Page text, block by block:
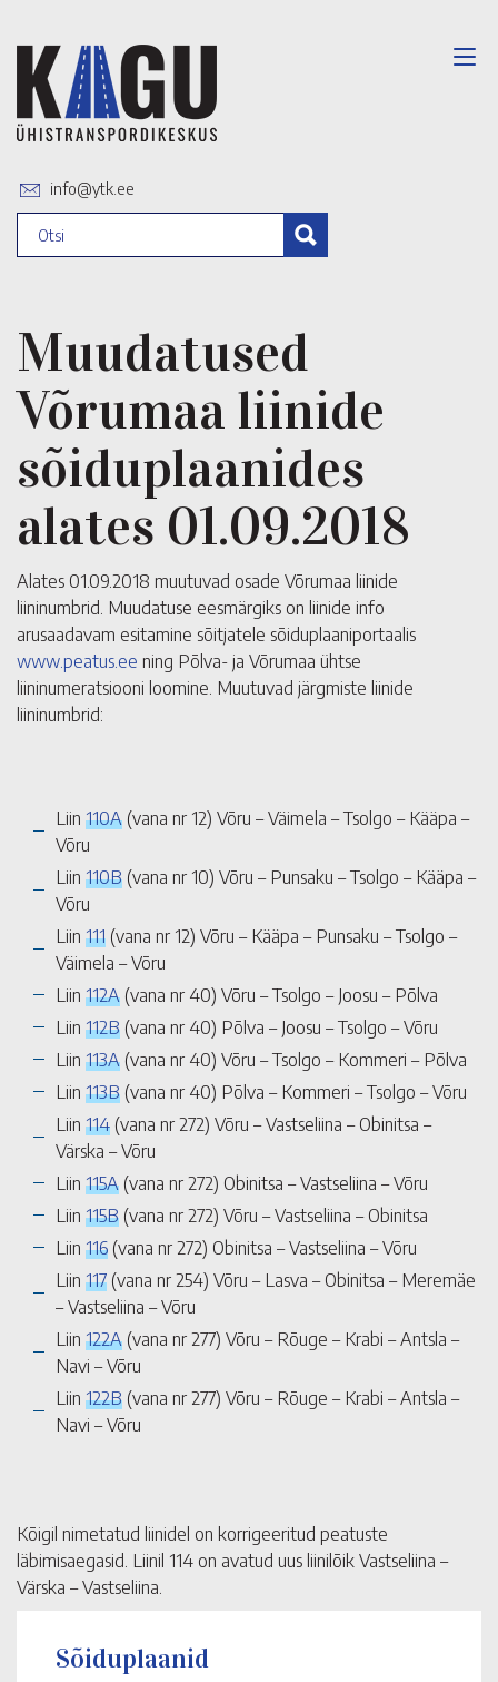
info@ytk.ee
Muudatused
Võrumaa liinide
sõiduplaanides
alates 01.09.2018
Alates 01.09.2018 muutuvad osade Võrumaa liinide
liininumbrid. Muudatuse eesmärgiks on liinide info
arusaadavam esitamine sõitjatele sõiduplaaniportaalis
www.peatus.ee ning Põlva- ja Võrumaa ühtse
liininumeratsiooni loomine. Muutuvad järgmiste liinide
liininumbrid:
Liin 110A (vana nr 12) Võru – Väimela – Tsolgo – Kääpa –
Võru
Liin 110B (vana nr 10) Võru – Punsaku – Tsolgo – Kääpa –
Võru
Liin 111 (vana nr 12) Võru – Kääpa – Punsaku – Tsolgo –
Väimela – Võru
Liin 112A (vana nr 40) Võru – Tsolgo – Joosu – Põlva
Liin 112B (vana nr 40) Põlva – Joosu – Tsolgo – Võru
Liin 113A (vana nr 40) Võru – Tsolgo – Kommeri – Põlva
Liin 113B (vana nr 40) Põlva – Kommeri – Tsolgo – Võru
Liin 114 (vana nr 272) Võru – Vastseliina – Obinitsa –
Värska – Võru
Liin 115A (vana nr 272) Obinitsa – Vastseliina – Võru
Liin 115B (vana nr 272) Võru – Vastseliina – Obinitsa
Liin 116 (vana nr 272) Obinitsa – Vastseliina – Võru
Liin 117 (vana nr 254) Võru – Lasva – Obinitsa – Meremäe
– Vastseliina – Võru
Liin 122A (vana nr 277) Võru – Rõuge – Krabi – Antsla –
Navi – Võru
Liin 122B (vana nr 277) Võru – Rõuge – Krabi – Antsla –
Navi – Võru
Kõigil nimetatud liinidel on korrigeeritud peatuste
läbimisaegasid. Liinil 114 on avatud uus liinilõik Vastseliina –
Värska – Vastseliina.
Sõiduplaanid